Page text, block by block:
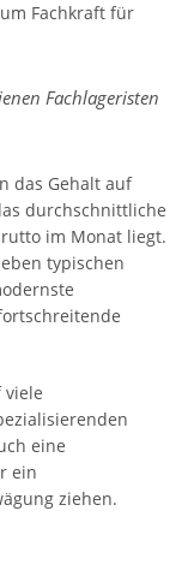
Fachkraft für
Fachlageristen
das Gehalt auf
durchschnittliche
im Monat liegt.
typischen
viele
eine
ein
ziehen.